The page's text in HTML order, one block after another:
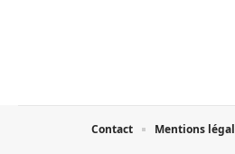
Contact Mentions